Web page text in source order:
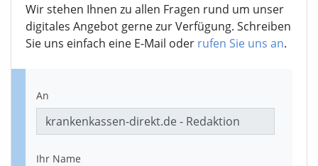
Wir stehen Ihnen zu allen Fragen rund um unser
digitales Angebot gerne zur Verfügung. Schreiben
Sie uns einfach eine E-Mail oder rufen Sie uns an.
An
Ihr Name